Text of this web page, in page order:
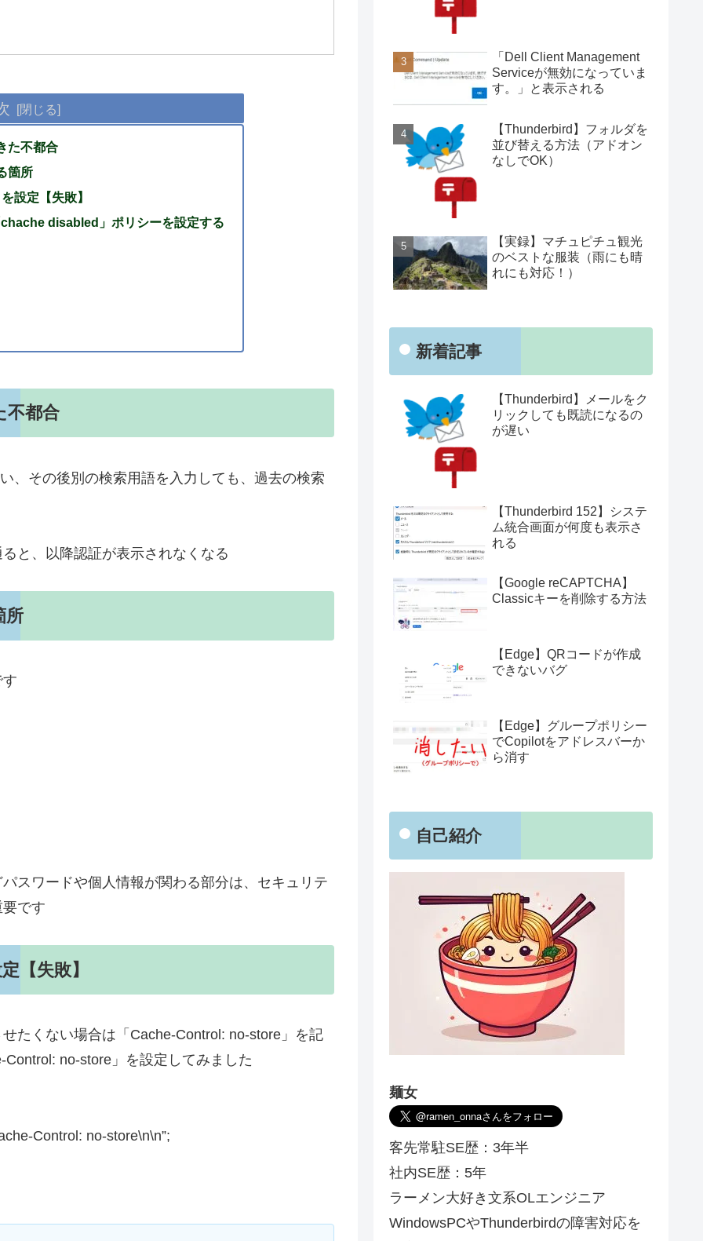
た不都合
箇所
設定【失敗】
disabled」ポリシーを設定する
不都合
、その後別の検索用語を入力しても、過去の検索
と、以降認証が表示されなくなる
所
スワードや個人情報が関わる部分は、セキュリテ
です
【失敗】
たくない場合は「Cache-Control: no-store」を記
no-store」を設定してみました
Control: no-store\n\n”;
「Dell Client Management
Serviceが無効になっていま
す。」と表示される
【Thunderbird】フォルダを
並び替える方法（アドオン
なしでOK）
【実録】マチュピチュ観光
のベストな服装（雨にも晴
れにも対応！）
新着記事
【Thunderbird】メールをク
リックしても既読になるの
が遅い
【Thunderbird 152】システ
ム統合画面が何度も表示さ
れる
【Google reCAPTCHA】
Classicキーを削除する方法
【Edge】QRコードが作成
できないバグ
【Edge】グループポリシー
でCopilotをアドレスバーか
ら消す
自己紹介
麺女
客先常駐SE歴：3年半
社内SE歴：5年
ラーメン大好き文系OLエンジニア
WindowsPCやThunderbirdの障害対応を